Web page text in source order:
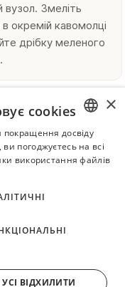
вузол. Змеліть
окремій кавомолці
дрібку меленого
гіркоту і
На Сході
після їжі, але це
процедура:
матеріалі.
майже
UKRAINIAN
×
cookies
досвіду
погоджуєтесь на всі
використання файлів
УСІ ВІДХИЛИТИ